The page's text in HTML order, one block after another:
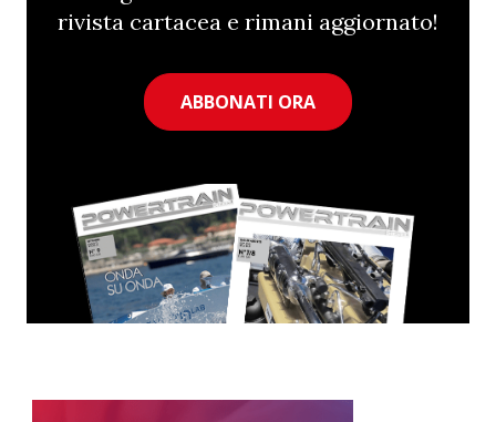
rivista cartacea e rimani aggiornato!
ABBONATI ORA